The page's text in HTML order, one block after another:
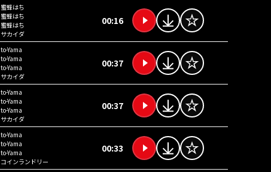
蜜蜂はち
蜜蜂はち
蜜蜂はち
サカイダ
00:16
to-Yama
to-Yama
to-Yama
サカイダ
00:37
to-Yama
to-Yama
to-Yama
サカイダ
00:37
to-Yama
to-Yama
to-Yama
コインランドリー
00:33